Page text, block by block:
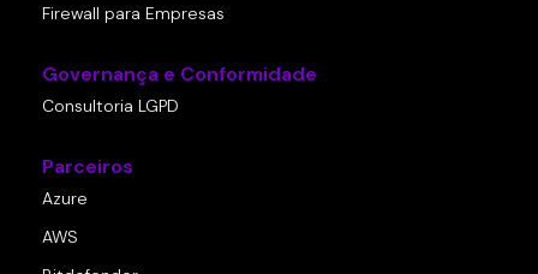
Firewall para Empresas
Governança e Conformidade
Consultoria LGPD
Parceiros
Azure
AWS